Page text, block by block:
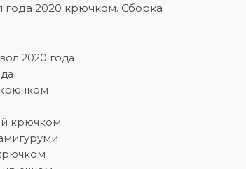
года 2020 крючком. Сборка
2020 года
крючком